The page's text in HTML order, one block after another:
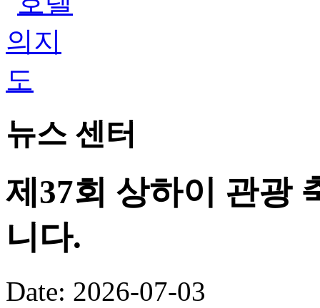
뉴스 센터
제37회 상하이 관광
니다.
Date: 2026-07-03